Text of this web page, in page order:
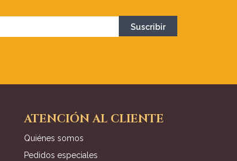
ATENCIÓN AL CLIENTE
Quiénes somos
Pedidos especiales